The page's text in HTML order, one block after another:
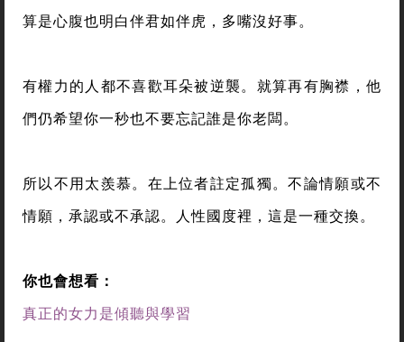
算是心腹也明白伴君如伴虎，多嘴沒好事。
有權力的人都不喜歡耳朵被逆襲。就算再有胸襟，他
們仍希望你一秒也不要忘記誰是你老闆。
所以不用太羨慕。在上位者註定孤獨。不論情願或不
情願，承認或不承認。人性國度裡，這是一種交換。
你也會想看：
真正的女力是傾聽與學習